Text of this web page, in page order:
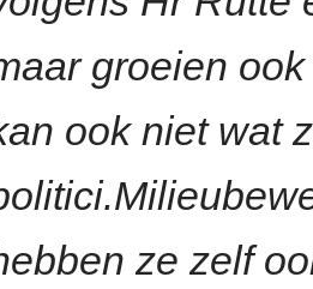
groeien
ook niet wat
ze zelf